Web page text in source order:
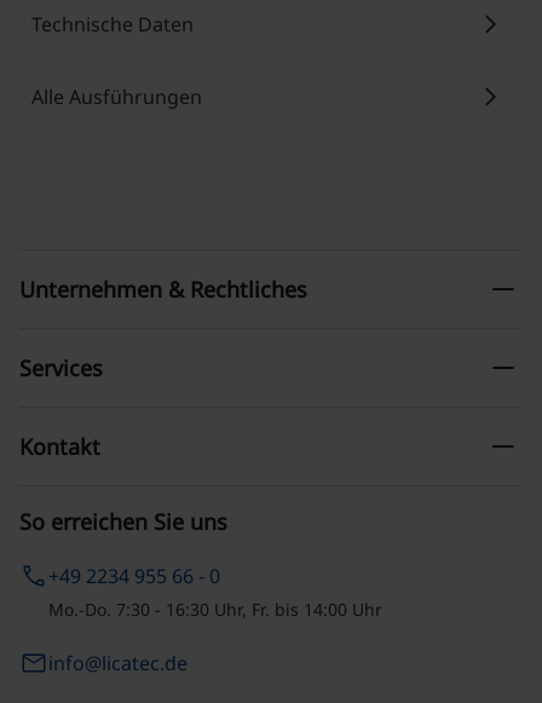
Technische Daten chevron_right
Alle Ausführungen chevron_right
So erreichen Sie uns
phone+49 2234 955 66 - 0
Mo.-Do. 7:30 - 16:30 Uhr, Fr. bis 14:00 Uhr
emailinfo@licatec.de
Unternehmen & Rechtliches remove
Services remove
Kontakt remove